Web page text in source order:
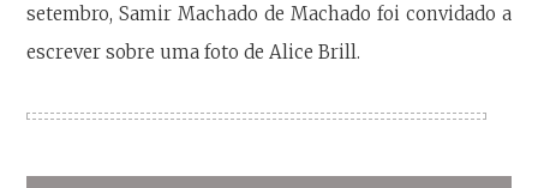
setembro, Samir Machado de Machado foi convidado a
escrever sobre uma foto de Alice Brill.